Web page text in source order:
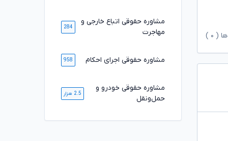
( ۰
مشاوره حقوقی اتباع خارجی و
مهاجرت
284
مشاوره حقوقی اجرای احکام 958
مشاوره حقوقی خودرو و
حمل‌ونقل
2.5 هزار